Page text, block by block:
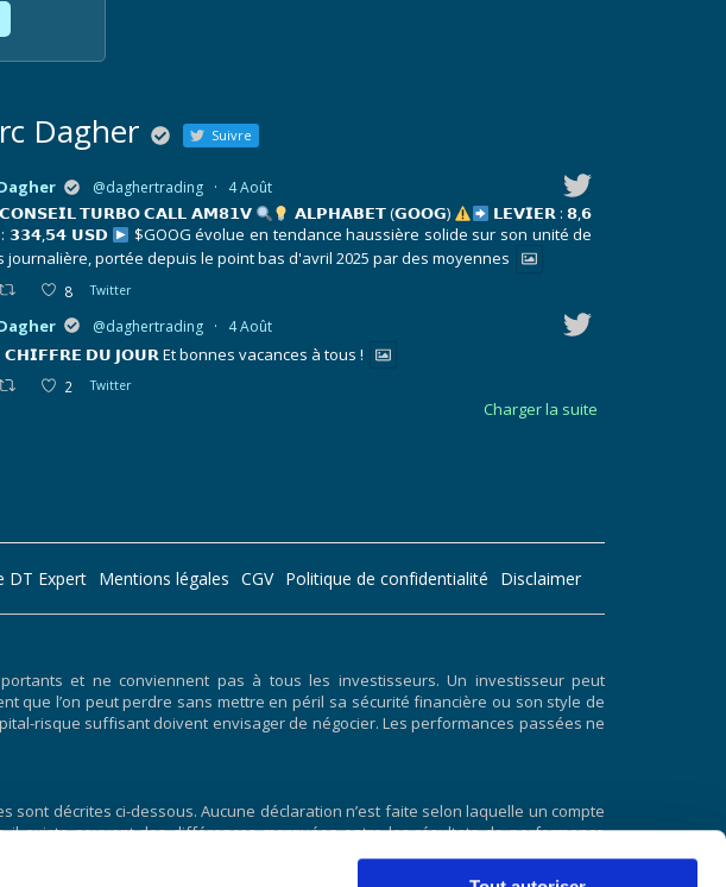
Dagher Suivre
@daghertrading · 4 Août
𝗖𝗢𝗡𝗦𝗘𝗜𝗟 𝗧𝗨𝗥𝗕𝗢 𝗖𝗔𝗟𝗟 𝗔𝗠𝟴𝟭𝗩 𝗔𝗟𝗣𝗛𝗔𝗕𝗘𝗧 (𝗚𝗢𝗢𝗚)
𝗟𝗘𝗩𝗜𝗘𝗥 : 𝟴,𝟲
𝟯𝟯𝟰,𝟱𝟰 𝗨𝗦𝗗
$GOOG évolue en tendance haussière solide sur son unité de
journalière, portée depuis le point bas d'avril 2025 par des moyennes
8 Twitter
@daghertrading · 4 Août
𝗖𝗛𝗜𝗙𝗙𝗥𝗘 𝗗𝗨 𝗝𝗢𝗨𝗥Et bonnes vacances à tous !
2 Twitter
Charger la suite
DT Expert Mentions légales CGV Politique de confidentialité Disclaimer
et ne conviennent pas à tous les investisseurs. Un investisseur peut
que l’on peut perdre sans mettre en péril sa sécurité financière ou son style de
risque suffisant doivent envisager de négocier. Les performances passées ne
décrites ci-dessous. Aucune déclaration n’est faite selon laquelle un compte
existe souvent des différences marquées entre les résultats de performance
des limites des résultats de performance hypothétiques est qu’ils sont
de risque financier, et aucun résultat de négociation hypothétique ne peut